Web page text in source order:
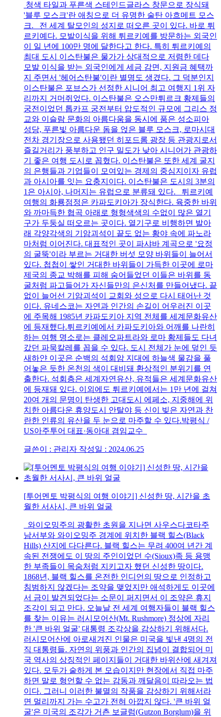
청색 타일과 푸른색 스테인드글라스 창문으로 장식돼
'블루 모스크'란 애칭으로 더 유명한 술탄 아흐메트 모스
크. 전 세계 탈모인의 성지로 떠오른 곳이 있다. 바로 튀
르키예다. 모발이식을 위해 튀르키예를 방문하는 외국인
이 일 년에 100만 명에 달한다고 한다. 특히 튀르키예의
최대 도시 이스탄불은 물가가 상대적으로 저렴한 데다
모발 이식을 받는 외국인에게 세금 감면, 지원금 혜택까
지 주면서 '헤어스탄불'이란 별명도 생겼다. 그 덕분인지
이스탄불은 포브스가 선정한 시니어 최고 여행지 1위 자
리까지 거머쥐었다. 이스탄불은 오스만튀르크 황제들의
궁전이었던 톱카프 궁전부터 압도적인 규모에 그리스 정
교와 이슬람 문화의 아름다움을 동시에 품은 성소피아
성당, 푸른빛 아름다운 돔을 얹은 블루 모스크, 로마시대
전차 경기장으로 사용됐던 히포드롬 광장 등 관광지로서
즐길거리가 풍부하고 인구 밀도가 낮아 시니어가 관광하
기 좋은 여행 도시로 꼽혔다. 이스탄불은 또한 세계 굴지
의 은행들과 기업들이 모여있는 경제의 중심지이자 유럽
과 아시아를 잇는 요충지이다. 이스탄불은 도시의 3분의
1은 아시아, 나머지는 유럽으로 분류돼 있다. 튀르키예
여행의 화룡점정은 카파도키아가 장식한다. 육중한 바위
와 까마득한 협곡 아래로 형형색색의 수없이 많은 열기
구가 두둥실 떠오르는 곳이다. 열기구로 비행하면 발아
래 각양각색의 기암괴석이 끝도 없는 황야 속에 파노라
마처럼 이어진다. 대표적인 곳이 파샤바 계곡으로 '요정
의 굴뚝'이라 부르는 거대한 버섯 모양 바위들이 늘어서
있다. 첩첩이 쌓인 거대한 바위들이 가득한 이곳에 로마
제국의 종교 박해를 피해 숨어들었던 이들은 바위를 동
굴처럼 파고들어가 자신들만의 은신처를 만들어냈다. 끝
없이 늘어선 기암괴석이 교회와 성으로 다시 태어난 것
이다. 유네스코는 자연과 인간의 손길이 어우러진 이곳
에 주목해 1985년 카파도키아 지역 전체를 세계문화유산
에 등재했다.튀르키예에서 카파도키아와 어깨를 나란히
하는 여행 명소로는 클레오파트라와 로마 황제들도 다녀
갔던 파묵칼레를 꼽을 수 있다. 도시 전체가 눈에 덮인 듯
새하얀 이곳은 순백의 석회암 지대에 하늘색 물감을 풀
어놓은 듯한 온천의 색이 대비돼 환상적인 분위기를 연
출한다. 석회층은 세계자연유산, 유적들은 세계문화유산
에 등재돼 있다. 이외에도 튀르키예에서는 1만 년에 걸쳐
20여 개의 문명이 탄생한 고대도시 에페소, 지중해에 위
치한 아름다운 휴양도시 안탈야 등 신이 빚은 자연과 찬
란한 인류의 유산을 두 눈으로 마주할 수 있다.박평식 /
US아주투어 대표·동아대 겸임교수
글쓴이 : 관리자 작성일 : 2024.06.25
[투어멘토 박평식의 여행 이야기] 신성한 땅, 시간을 초
월한 서사시, 큰 바위 얼굴
와이오밍주의 광활한 초원을 지나면 사우스다코타주
남서부와 와이오밍주 경계에 위치한 블랙 힐스(Black
Hills) 산지에 다다른다. 블랙 힐스는 무려 400여 년간 계
속된 전쟁에도 이 땅의 주인이었던 수(Sioux)족 등 용맹
한 부족들이 목숨처럼 지키고자 했던 신성한 땅이다.
1868년, 블랙 힐스를 온전한 인디언의 땅으로 인정하고
침범하지 않겠다는 조약을 맺었지만 애석하게도 이곳에
서 금이 발견되었다는 소문이 퍼지면서 이 조약은 휴지
조각이 되고 만다. 오늘날 전 세계 여행자들이 블랙 힐스
를 찾는 이유는 러시모어산(Mt. Rushmore) 정상에 자리
한 '큰 바위 얼굴' 대통령 조각상을 감상하기 위해서다.
러시모어산에 아로새겨진 인물은 미국을 빛낸 4명의 전
직 대통령들. 자연의 위풍과 인간의 집념이 결합되어 미
국 역사의 상징적인 페이지들이 거대한 바위산에 새겨져
있다. 모두가 숱하게 본 모습이지만 현장에서 직접 마주
하면 말로 형언할 수 없는 감동과 깨달음이 따라오는 법
이다. 그러니 이러한 불멸의 작품을 감상하기 위해서라
면 멀리까지 가는 수고가 전혀 아깝지 않다. '큰 바위 얼
굴'은 미국의 조각가 거츤 보글럼(Gutzon Borglum)을 위